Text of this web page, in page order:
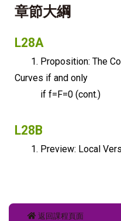
章節大綱
L28A
1. Proposition: The
Curves if and only
if f=F=0 (cont.)
L28B
1. Preview: Local
返回課程頁面